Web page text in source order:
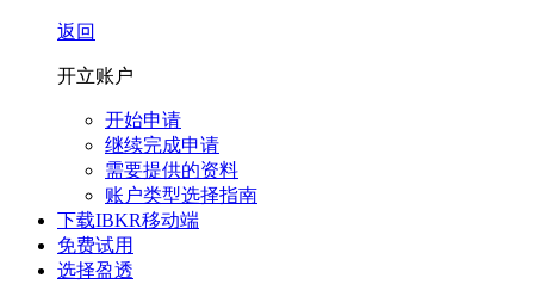
返回
开立账户
开始申请
继续完成申请
需要提供的资料
账户类型选择指南
下载IBKR移动端
免费试用
选择盈透